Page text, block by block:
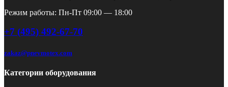
Режим работы: Пн-Пт 09:00 — 18:00
+7 (495) 492-67-70
zakaz@pnevmotex.com
Категории оборудования